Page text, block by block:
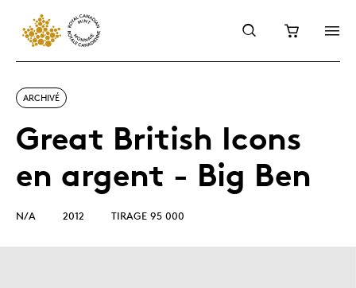
ARCHIVÉ
Great British Icons
en argent - Big Ben
N/A 2012 TIRAGE 95 000